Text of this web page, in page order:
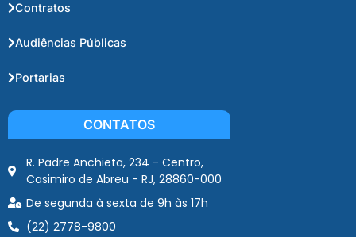
Contratos
Audiências Públicas
Portarias
CONTATOS
R. Padre Anchieta, 234 - Centro,
Casimiro de Abreu - RJ, 28860-000
De segunda à sexta de 9h às 17h
(22) 2778-9800